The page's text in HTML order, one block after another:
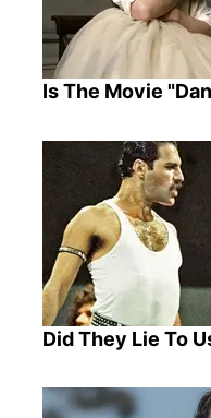
Is The Movie
Did They Lie To